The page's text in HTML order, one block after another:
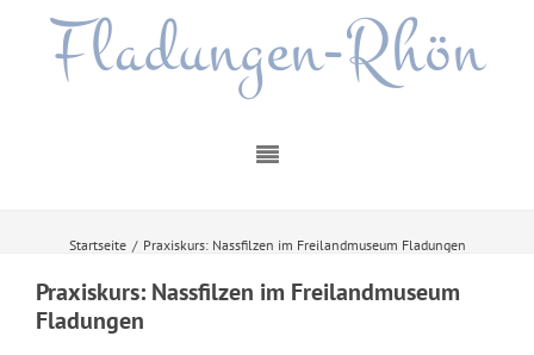
Fladungen-Rhön
Startseite / Praxiskurs: Nassfilzen im Freilandmuseum Fladungen
Praxiskurs: Nassfilzen im Freilandmuseum
Fladungen